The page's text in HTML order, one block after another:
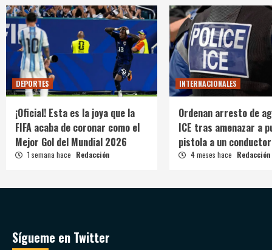
DEPORTES
¡Oficial! Esta es la joya que la
FIFA acaba de coronar como el
Mejor Gol del Mundial 2026
1 semana hace Redacción
INTERNACIONALES
Ordenan arresto de
ICE tras amenazar a
pistola a un conductor
4 meses hace Redacción
Sígueme en Twitter